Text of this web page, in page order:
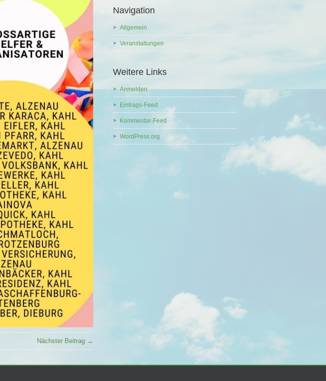
Nächster Beitrag →
Navigation
Allgemein
Veranstaltungen
Weitere Links
Anmelden
Eintrags-Feed
Kommentar-Feed
WordPress.org